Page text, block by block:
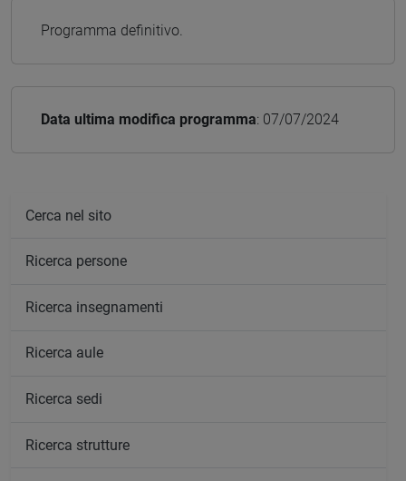
Programma definitivo.
Data ultima modifica programma: 07/07/2024
Cerca nel sito
Ricerca persone
Ricerca insegnamenti
Ricerca aule
Ricerca sedi
Ricerca strutture